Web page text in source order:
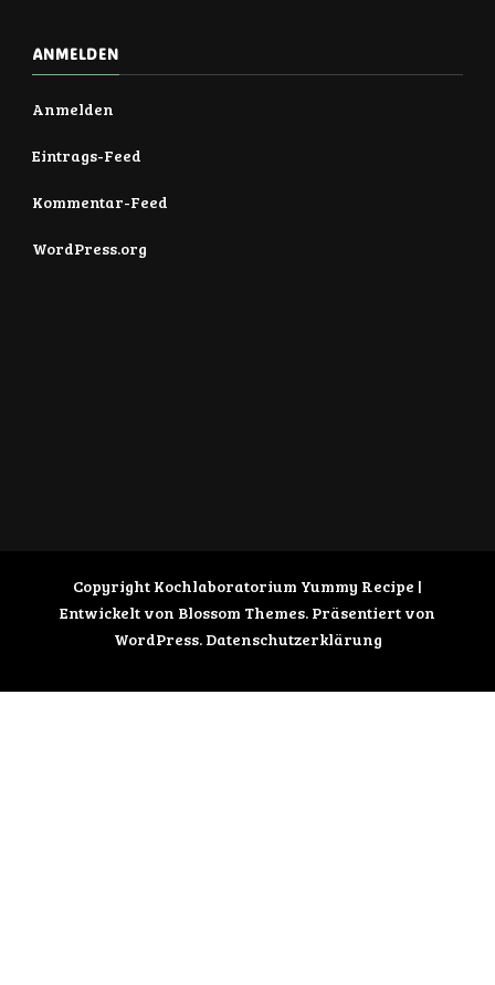
ANMELDEN
Anmelden
Eintrags-Feed
Kommentar-Feed
WordPress.org
Copyright Kochlaboratorium Yummy Recipe |
Entwickelt von Blossom Themes. Präsentiert von
WordPress. Datenschutzerklärung